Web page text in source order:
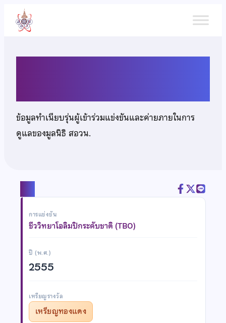
เนื้อหา
ข้อมูลทำเนียบรุ่นผู้เข้าร่วมแข่งขันและค่ายภายในการ
ดูแลของมูลนิธิ สอวน.
การแข่งขัน
ชีววิทยาโอลิมปิกระดับชาติ (TBO)
ปี (พ.ศ.)
2555
เหรียญรางวัล
เหรียญทองแดง